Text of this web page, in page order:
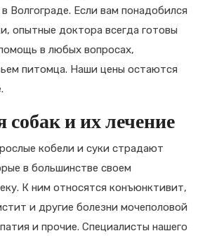
Волгограде. Если вам понадобился
опытные доктора всегда готовы
в любых вопросах,
питомца. Наши цены остаются
собак и их лечение
кобели и суки страдают
в большинстве своем
К ним относятся конъюнктивит,
и другие болезни мочеполовой
и прочие. Специалисты нашего